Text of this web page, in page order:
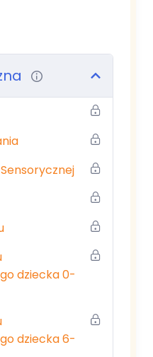
tym podstaw
terapeuci
i
w koncepcji
zajęć wczesnej
manualnymi i
chwyt pisarski
dziecka 0-
dziecka 6-